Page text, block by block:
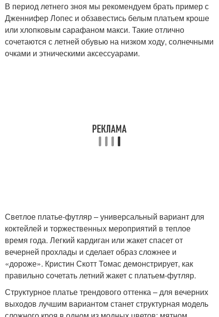
В период летнего зноя мы рекомендуем брать пример с
Дженнифер Лопес и обзавестись белым платьем кроше
или хлопковым сарафаном макси. Такие отлично
сочетаются с летней обувью на низком ходу, солнечными
очками и этническими аксессуарами.
Светлое платье-футляр – универсальный вариант для
коктейлей и торжественных мероприятий в теплое
время года. Легкий кардиган или жакет спасет от
вечерней прохлады и сделает образ сложнее и
«дороже». Кристин Скотт Томас демонстрирует, как
правильно сочетать летний жакет с платьем-футляр.
Структурное платье трендового оттенка – для вечерних
выходов лучшим вариантом станет структурная модель